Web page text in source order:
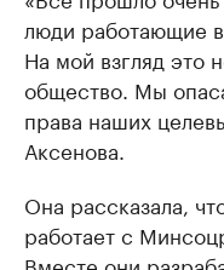
люди работающие
На мой взгляд это
общество. Мы
права наших
Аксенова.
Она рассказала,
работает с
Вместе они